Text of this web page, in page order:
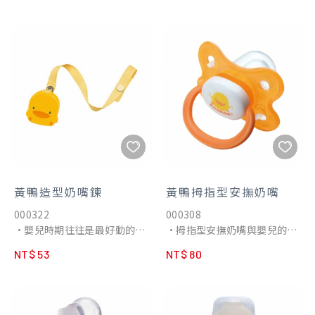
黃鴨造型奶嘴鍊
000322
•嬰兒時期往往是最好動的時
隨著寶寶的動作而掉落，這個
•奶嘴夾可防止嬰兒含在口中
NT$ 53
黃鴨拇指型安撫奶嘴
000308
•拇指型安撫奶嘴與嬰兒的嘴
形狀會變成與母親的奶頭非常
練，強化牙齒基礎。
NT$ 80